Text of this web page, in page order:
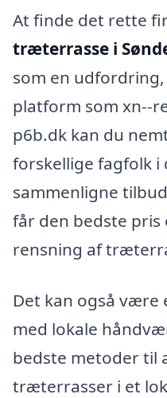
At finde det rette
træterrasse i
som en
platform som xn--
p6b.dk kan du
forskellige fagfolk i
sammenligne
får den bedste pris
rensning af
Det kan også være
med lokale
bedste metoder til
træterrasser i et